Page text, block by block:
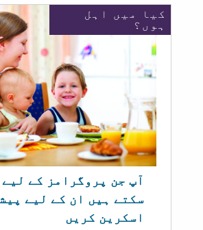
کیا میں اہل
ہوں؟
آپ جن پروگرامز کے لیے
سکتے ہیں ان کے لیے
اسکرین کریں